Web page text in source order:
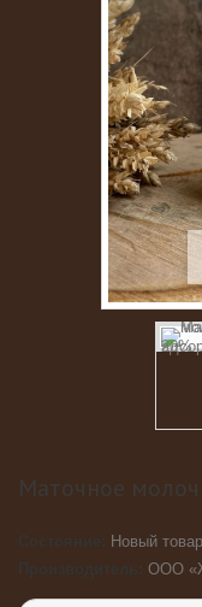
Маточное
Состояние:
Новый товар
ООО